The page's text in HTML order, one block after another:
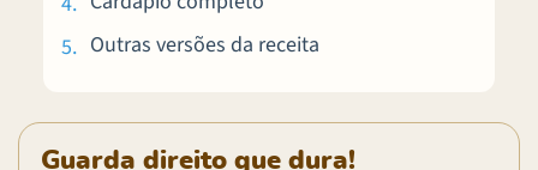
Outras versões da receita
Guarda direito que dura!